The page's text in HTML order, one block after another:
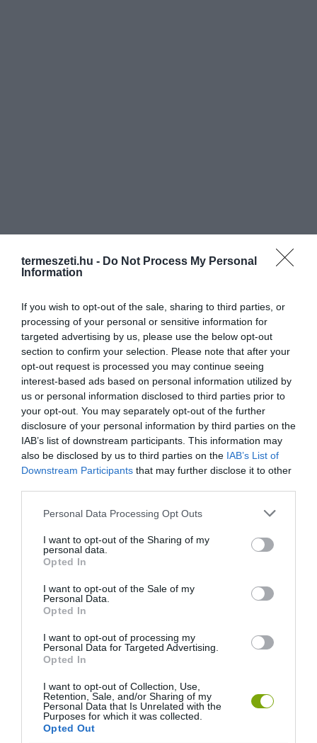
termeszeti.hu - Do Not Process My Personal
Information
If you wish to opt-out of the sale, sharing to third parties, or
processing of your personal or sensitive information for
targeted advertising by us, please use the below opt-out
section to confirm your selection. Please note that after your
opt-out request is processed you may continue seeing
interest-based ads based on personal information utilized by
us or personal information disclosed to third parties prior to
your opt-out. You may separately opt-out of the further
disclosure of your personal information by third parties on the
IAB’s list of downstream participants. This information may
also be disclosed by us to third parties on the IAB’s List of
Downstream Participants that may further disclose it to other
Please note that this website/app uses one or more Google
not limited to your visit or usage behaviour. You may click to
grant or deny consent to Google and its third-party tags to
use your data for below specified purposes in below Google
consent section.
Personal Data Processing Opt Outs
I want to opt-out of the Sharing of my
personal data.
Opted In
I want to opt-out of the Sale of my
Personal Data.
Opted In
I want to opt-out of processing my
Personal Data for Targeted Advertising.
Opted In
I want to opt-out of Collection, Use,
Retention, Sale, and/or Sharing of my
Personal Data that Is Unrelated with the
Purposes for which it was collected.
Opted Out
EGY ÖREG FAHORDÓ 12 ÉLETE